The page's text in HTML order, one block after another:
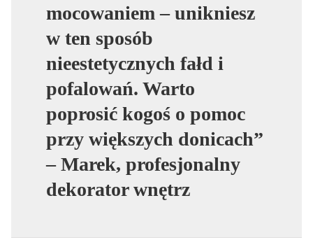
mocowaniem – unikniesz
w ten sposób
nieestetycznych fałd i
pofalowań. Warto
poprosić kogoś o pomoc
przy większych donicach”
– Marek, profesjonalny
dekorator wnętrz